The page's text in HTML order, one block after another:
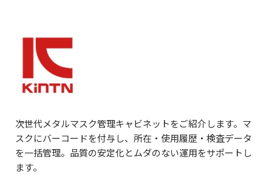
次世代メタルマスク管理キャビネットをご紹介します。マ
スクにバーコードを付与し、所在・使用履歴・検査データ
を一括管理。品質の安定化とムダのない運用をサポートし
ます。